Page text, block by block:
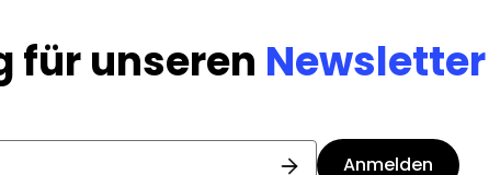
für unseren Newsletter
Anmelden